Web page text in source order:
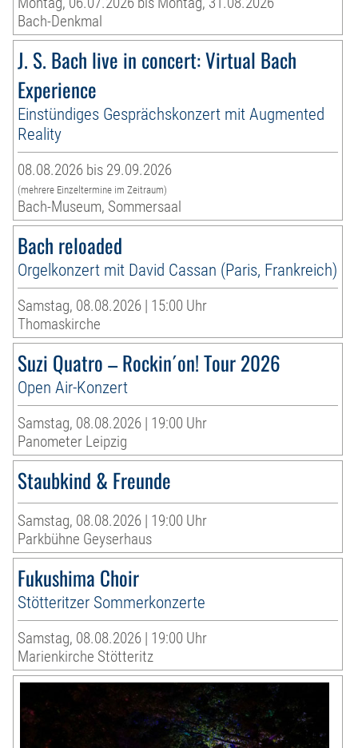
Bach-Denkmal
J. S. Bach live in concert: Virtual Bach
Experience
Einstündiges Gesprächskonzert mit Augmented
Reality
08.08.2026 bis 29.09.2026
(mehrere Einzeltermine im Zeitraum)
Bach-Museum, Sommersaal
Bach reloaded
Orgelkonzert mit David Cassan (Paris, Frankreich)
Samstag, 08.08.2026 | 15:00 Uhr
Thomaskirche
Suzi Quatro – Rockin´on! Tour 2026
Open Air-Konzert
Samstag, 08.08.2026 | 19:00 Uhr
Panometer Leipzig
Staubkind & Freunde
Samstag, 08.08.2026 | 19:00 Uhr
Parkbühne Geyserhaus
Fukushima Choir
Stötteritzer Sommerkonzerte
Samstag, 08.08.2026 | 19:00 Uhr
Marienkirche Stötteritz